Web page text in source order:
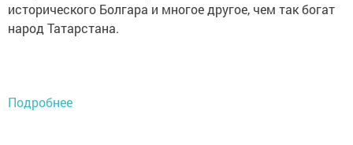
исторического Болгара и многое другое, чем так богат
народ Татарстана.
Подробнее